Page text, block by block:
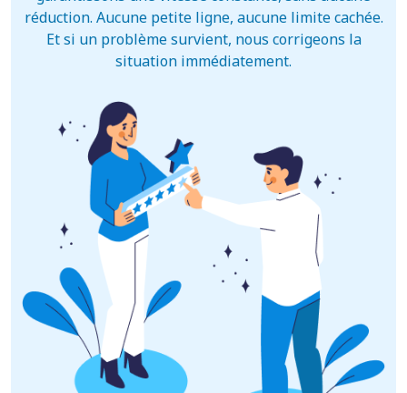
réduction. Aucune petite ligne, aucune limite cachée.
Et si un problème survient, nous corrigeons la
situation immédiatement.